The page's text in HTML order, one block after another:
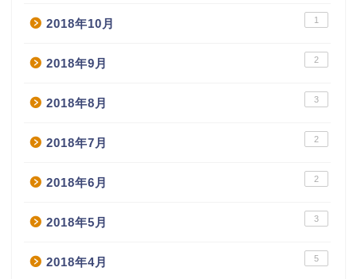
2018年10月 1
2018年9月 2
2018年8月 3
2018年7月 2
2018年6月 2
2018年5月 3
2018年4月 5